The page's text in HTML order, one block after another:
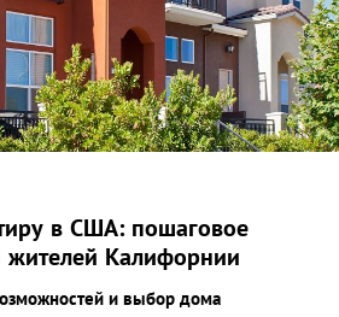
в США: пошаговое
жителей Калифорнии
и выбор дома